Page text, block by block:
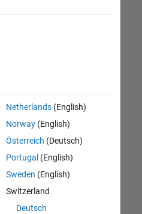
Netherlands(English)
Norway(English)
Österreich (Deutsch)
Portugal (English)
Sweden (English)
Switzerland
Deutsch